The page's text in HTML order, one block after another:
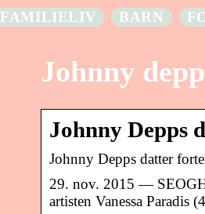
FAMILIELIV BARN
Johnny
Johnny Depps
Johnny Depps datter
29. nov. 2015 —
artisten Vanessa